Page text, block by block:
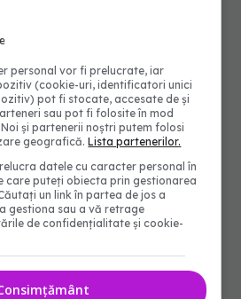
personal vor fi prelucrate, iar
(cookie-uri, identificatori unici
pot fi stocate, accesate de și
sau pot fi folosite în mod
și partenerii noștri putem folosi
geografică.Lista partenerilor.
datele cu caracter personal în
care puteți obiecta prin gestionarea
un link în partea de jos a
gestiona sau a vă retrage
de confidențialitate și cookie-